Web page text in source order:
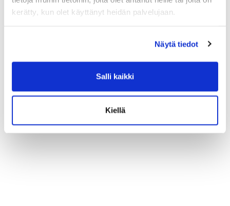
kerätty, kun olet käyttänyt heidän palvelujaan.
Näytä tiedot
Salli kaikki
Kiellä